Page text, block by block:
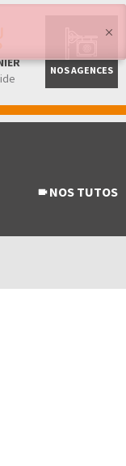
NOS AGENCES
NOS TUTOS